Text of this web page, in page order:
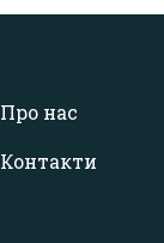
Про нас
Контакти